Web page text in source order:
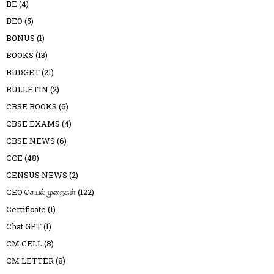
BE (4)
BEO (5)
BONUS (1)
BOOKS (13)
BUDGET(21)
BULLETIN (2)
CBSE BOOKS (6)
CBSE EXAMS (4)
CBSE NEWS (6)
CCE (48)
CENSUS NEWS (2)
CEO செயல்முறைகள்(122)
Certificate (1)
Chat GPT(1)
CM CELL(8)
CM LETTER(8)